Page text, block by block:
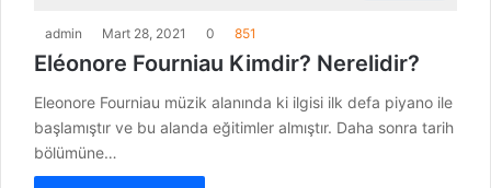
admin Mart 28, 2021 0 851
Eléonore Fourniau Kimdir? Nerelidir?
Eleonore Fourniau müzik alanında ki ilgisi ilk defa piyano ile
başlamıştır ve bu alanda eğitimler almıştır. Daha sonra tarih
bölümüne…